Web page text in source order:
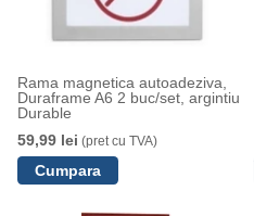
Rama magnetica autoadeziva,
Duraframe A6 2 buc/set, argintiu
Durable
59,99 lei (pret cu TVA)